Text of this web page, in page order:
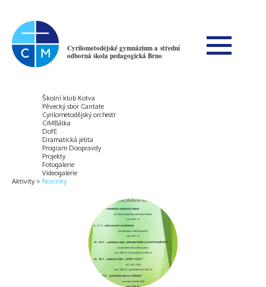
Cyrilometodějské gymnázium a střední
odborná škola pedagogická Brno
Aktivity
Školní klub Kotva
Pěvecký sbor Cantate
Cyrilometodějský orchestr
CiMBálka
DofE
Dramatická jelita
Program Doopravdy
Projekty
Fotogalerie
Videogalerie
Novinky